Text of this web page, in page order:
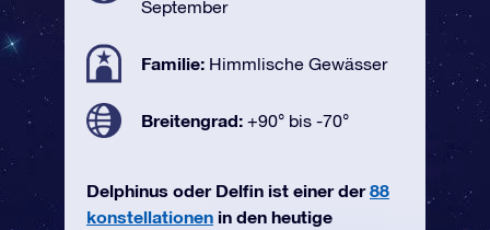
September
Familie: Himmlische Gewässer
Breitengrad: +90° bis -70°
Delphinus oder Delfin ist einer der88
konstellationen in den heutige